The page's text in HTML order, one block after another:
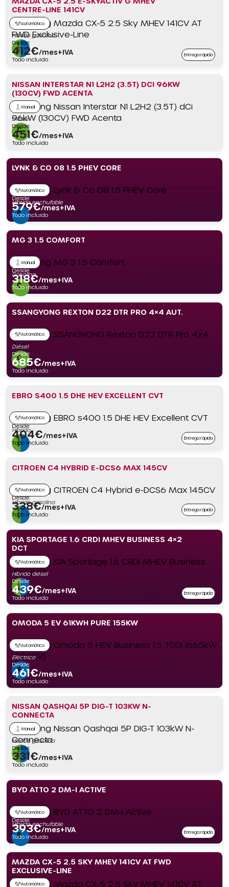
CENTRE-LINE 141CV
Automático
Híbrido gasolina
Desde:
412€/mes+IVA
Todo incluido
Entrega rápida
NISSAN INTERSTAR N1 L2H2 (3.5T) DCI 96KW
(130CV) FWD ACENTA
Manual
Diésel
Desde:
451€/mes+IVA
Todo incluido
LYNK & CO 08 1.5 PHEV CORE
Automático
Híbrido enchufable
Desde:
579€/mes+IVA
Todo incluido
MG 3 1.5 COMFORT
Manual
Gasolina
Desde:
318€/mes+IVA
Todo incluido
SSANGYONG REXTON D22 DTR PRO 4×4 AUT.
Automático
Diésel
Desde:
685€/mes+IVA
Todo incluido
EBRO S400 1.5 DHE HEV EXCELLENT CVT
Automático
Híbrido
Desde:
404€/mes+IVA
Todo incluido
Entrega rápida
CITROEN C4 HYBRID E-DCS6 MAX 145CV
Automático
Híbrido gasolina
Desde:
338€/mes+IVA
Todo incluido
Entrega rápida
KIA SPORTAGE 1.6 CRDI MHEV BUSINESS 4×2
DCT
Automático
Híbrido diésel
Desde:
439€/mes+IVA
Todo incluido
Entrega rápida
OMODA 5 EV 61KWH PURE 155KW
Automático
Eléctrico
Desde:
461€/mes+IVA
Todo incluido
NISSAN QASHQAI 5P DIG-T 103KW N-
CONNECTA
Manual
Híbrido gasolina
Desde:
331€/mes+IVA
Todo incluido
BYD ATTO 2 DM-I ACTIVE
Automático
Híbrido enchufable
Desde:
393€/mes+IVA
Todo incluido
Entrega rápida
MAZDA CX-5 2.5 SKY MHEV 141CV AT FWD
EXCLUSIVE-LINE
Automático